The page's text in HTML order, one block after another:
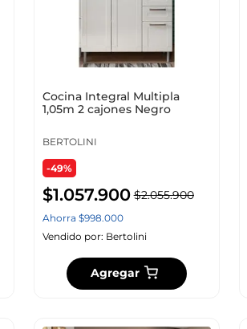
Cocina Integral Multipla
1,05m 2 cajones Negro
BERTOLINI
-49%
$1.057.900 $2.055.900
Ahorra $998.000
Vendido por: Bertolini
Agregar